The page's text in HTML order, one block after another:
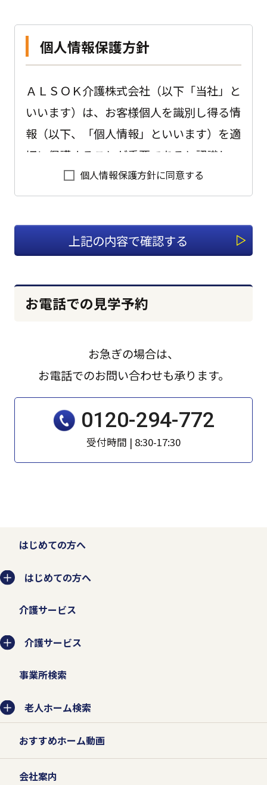
個人情報保護方針
ＡＬＳＯＫ介護株式会社（以下「当社」と
いいます）は、お客様個人を識別し得る情
報（以下、「個人情報」といいます）を適
切に保護することが重要であると認識し、
以下のように会社として取り組んでおりま
す。
1.適切な個人情報の収集、利用、
提供、預託を行います。
個人情報を本人の意思に反して収集、利
用、提供、預託することは、権利の侵害に
す。そのため、個人情報の収集、利用、提
供、預託などの管理ルールを明文化し、個
人情報の適切な管理を行います。
お客様から個人情報を収集させていただく
場合は、収集目的、当社の問い合わせ窓口
事前承認なく第三者に開示・提供すること
はありません。また、お客様の個人情報を
どによって業務委託先に個人情報保護を義
務付けるとともに、業務委託先が適切に個
2.個人情報の紛失、破壊、改ざ
ん、および漏えいなどを防止する
対策を行います。
個人情報保護方針に同意する
お電話での見学予約
お急ぎの場合は、
お電話でのお問い合わせも承ります。
0120-294-772
受付時間 | 8:30-17:30
はじめての方へ
はじめての方へ
介護サービス
介護サービス
事業所検索
老人ホーム検索
おすすめホーム動画
会社案内